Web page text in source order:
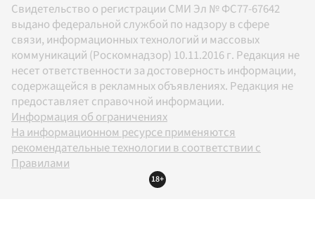
Свидетельство о регистрации СМИ Эл № ФС77-67642
выдано федеральной службой по надзору в сфере
связи, информационных технологий и массовых
коммуникаций (Роскомнадзор) 10.11.2016 г. Редакция не
несет ответственности за достоверность информации,
содержащейся в рекламных объявлениях. Редакция не
предоставляет справочной информации.
Информация об ограничениях
На информационном ресурсе применяются
рекомендательные технологии в соответствии с
Правилами
18+